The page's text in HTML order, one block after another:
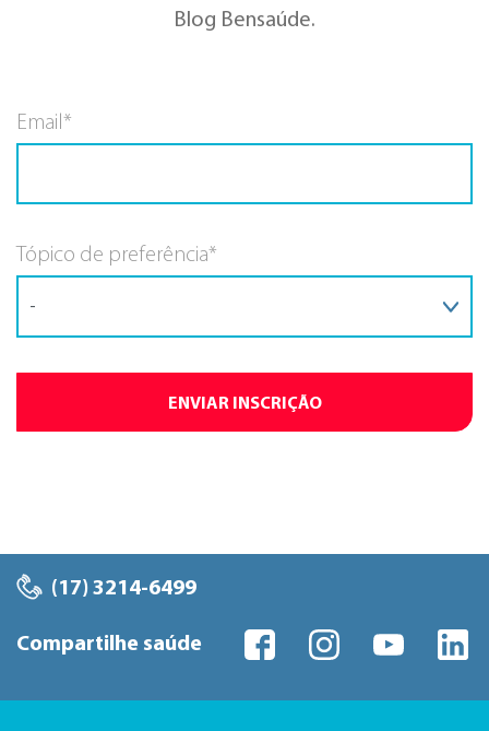
Blog Bensaúde.
Email*
Tópico de preferência*
ENVIAR INSCRIÇÃO
(17) 3214-6499
Compartilhe saúde